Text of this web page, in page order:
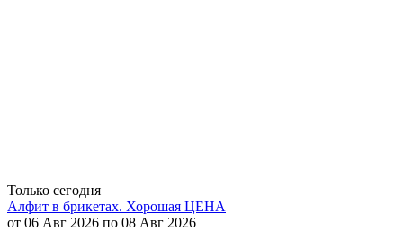
Только сегодня
Алфит в брикетах. Хорошая ЦЕНА
от 06 Авг 2026 по 08 Авг 2026